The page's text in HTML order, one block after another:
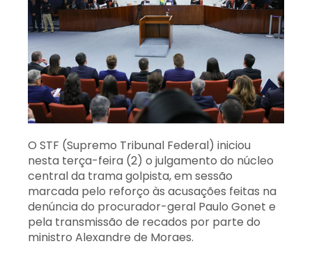
O STF (Supremo Tribunal Federal) iniciou
nesta terça-feira (2) o julgamento do núcleo
central da trama golpista, em sessão
marcada pelo reforço às acusações feitas na
denúncia do procurador-geral Paulo Gonet e
pela transmissão de recados por parte do
ministro Alexandre de Moraes.